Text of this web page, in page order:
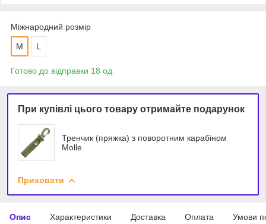
Міжнародний розмір
M L
Готово до відправки 18 од.
При купівлі цього товару отримайте подарунок
Тренчик (пряжка) з поворотним карабіном
Molle
Приховати
Опис Характеристики Доставка Оплата Умови